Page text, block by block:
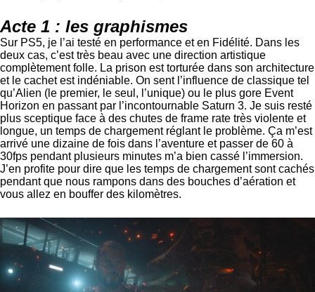
Acte 1 : les graphismes
Sur PS5, je l’ai testé en performance et en Fidélité. Dans les
deux cas, c’est très beau avec une direction artistique
complètement folle. La prison est torturée dans son architecture
et le cachet est indéniable. On sent l’influence de classique tel
qu’Alien (le premier, le seul, l’unique) ou le plus gore Event
Horizon en passant par l’incontournable Saturn 3. Je suis resté
plus sceptique face à des chutes de frame rate très violente et
longue, un temps de chargement réglant le problème. Ça m’est
arrivé une dizaine de fois dans l’aventure et passer de 60 à
30fps pendant plusieurs minutes m’a bien cassé l’immersion.
J’en profite pour dire que les temps de chargement sont cachés
pendant que nous rampons dans des bouches d’aération et
vous allez en bouffer des kilomètres.